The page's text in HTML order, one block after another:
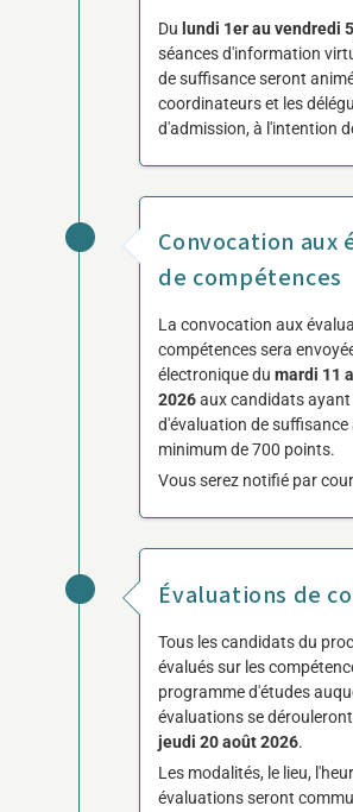
Dulundi 1er au vendredi
séances d'information
de suffisance seront
coordinateurs et les
d'admission, à l'intention
Convocation aux
de compétences
La convocation aux
compétences sera
électronique dumardi 11
2026aux candidats ayant
d'évaluation de suffisance
minimum de 700 points.
Vous serez notifié par
Évaluations de
Tous les candidats du
évalués sur les
programme d'études
évaluations se
jeudi 20 août 2026.
Les modalités, le lieu,
évaluations seront